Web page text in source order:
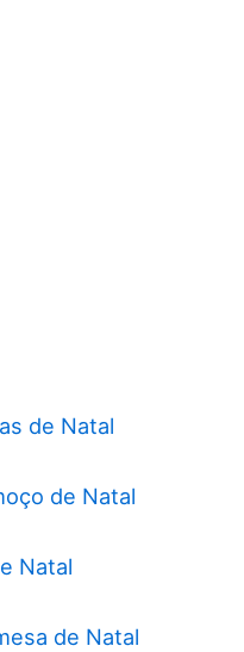
de Natal
de Natal
Natal
de Natal